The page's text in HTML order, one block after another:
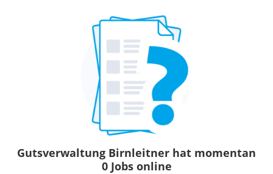
Gutsverwaltung Birnleitner hat momentan
0 Jobs online